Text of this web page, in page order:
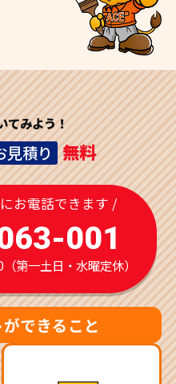
てみよう！
見積り 無料
お電話できます /
001
第一土日・水曜定休）
できること